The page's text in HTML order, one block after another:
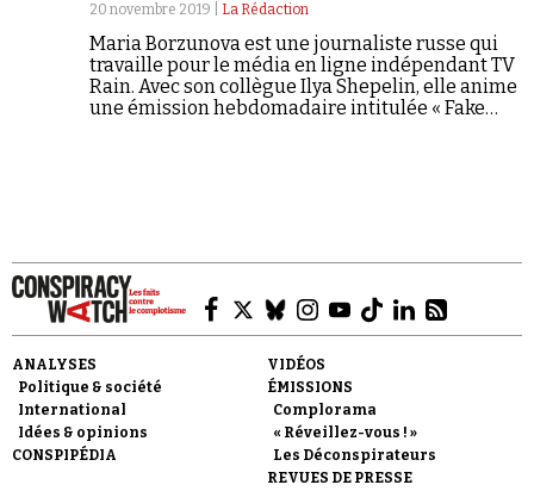
Demander à Vera
20 novembre 2019 | La Rédaction
Maria Borzunova est une journaliste russe qui
travaille pour le média en ligne indépendant TV
Rain. Avec son collègue Ilya Shepelin, elle anime
une émission hebdomadaire intitulée « Fake
ANALYSES
Politique & société
International
Idées & opinions
CONSPIPÉDIA
VIDÉOS
ÉMISSIONS
Complorama
« Réveillez-vous ! »
Les Déconspirateurs
REVUES DE PRESSE